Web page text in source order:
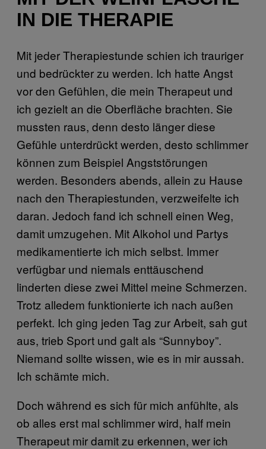
IN DIE THERAPIE
Mit jeder Therapiestunde schien ich trauriger
und bedrückter zu werden. Ich hatte Angst
vor den Gefühlen, die mein Therapeut und
ich gezielt an die Oberfläche brachten. Sie
mussten raus, denn desto länger diese
Gefühle unterdrückt werden, desto schlimmer
können zum Beispiel Angststörungen
werden. Besonders abends, allein zu Hause
nach den Therapiestunden, verzweifelte ich
daran. Jedoch fand ich schnell einen Weg,
damit umzugehen. Mit Alkohol und Partys
medikamentierte ich mich selbst. Immer
verfügbar und niemals enttäuschend
linderten diese zwei Mittel meine Schmerzen.
Trotz alledem funktionierte ich nach außen
perfekt. Ich ging jeden Tag zur Arbeit, sah gut
aus, trieb Sport und galt als “Sunnyboy”.
Niemand sollte wissen, wie es in mir aussah.
Ich schämte mich.
Doch während es sich für mich anfühlte, als
ob alles erst mal schlimmer wird, half mein
Therapeut mir damit zu erkennen, wer ich